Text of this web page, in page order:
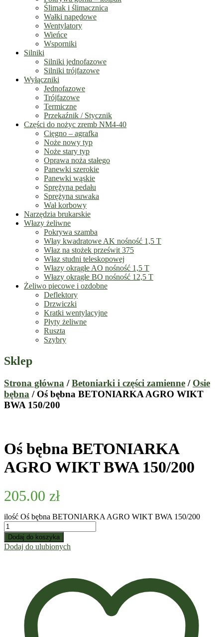
Ślimak i ślimacznica
Wałki napędowe
Wentylatory
Wieńce
Wsporniki
Silniki
Silniki jednofazowe
Silniki trójfazowe
Wyłączniki
Jednofazowe
Trójfazowe
Termiczne
Przekaźnik / Stycznik
Części do nożyc zremb NM4-40
Cięgno – agrafka
Noże nowy typ
Noże stary typ
Oprawa noża stałego
Panewki szerokie
Panewki wąskie
Sprężyna pedału
Sprężyna suwaka
Wał korbowy
Narzędzia brukarskie
Włazy żeliwne
Pokrywa szamba
Włay kwadratowe AK nośność 1,5 T
Właz na stożek prześwit 375
Właz studni teleskopowej
Włazy okrągłe AO nośność 1,5 T
Włazy okrągłe BO nośność 12,5 T
Żeliwo piecowe i ozdobne
Deflektory
Drzwiczki
Kratki wentylacyjne
Płyty żeliwne
Ruszta
Szybry
Sklep
Strona główna /Betoniarki i części zamienne / Osie
bębna / Oś bębna BETONIARKA AGRO WIKT
BWA 150/200
Oś bębna BETONIARKA
AGRO WIKT BWA 150/200
205.00 zł
ilość Oś bębna BETONIARKA AGRO WIKT BWA 150/200
Dodaj do koszyka
Dodaj do ulubionych